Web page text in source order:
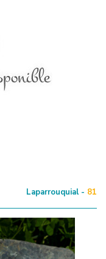
Laparrouquial - 81